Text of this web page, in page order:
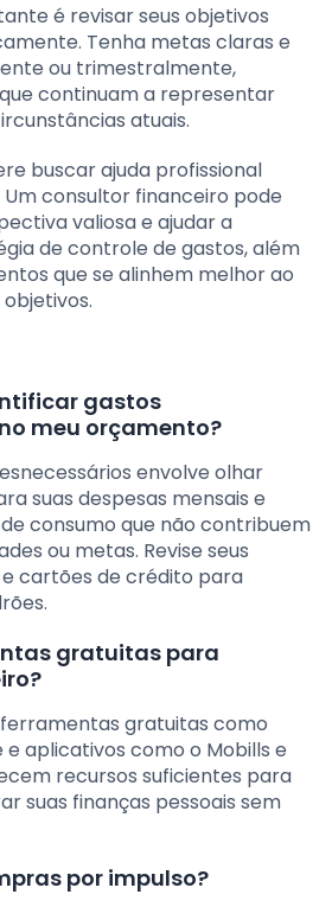
é revisar seus objetivos
Tenha metas claras e
ou trimestralmente,
continuam a representar
atuais.
buscar ajuda profissional
consultor financeiro pode
valiosa e ajudar a
de controle de gastos, além
que se alinhem melhor ao
gastos
meu orçamento?
envolve olhar
suas despesas mensais e
consumo que não contribuem
ou metas. Revise seus
cartões de crédito para
gratuitas para
ferramentas gratuitas como
e aplicativos como o Mobills e
recursos suficientes para
suas finanças pessoais sem
por impulso?